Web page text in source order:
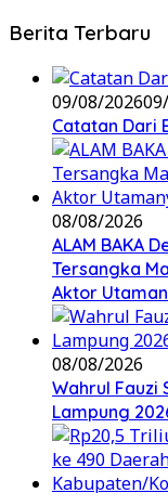
Berita Terbaru
09/08/2026
Catatan Dari
08/08/2026
ALAM BAKA
Tersangka
Aktor
08/08/2026
Wahrul Fauzi
Lampung